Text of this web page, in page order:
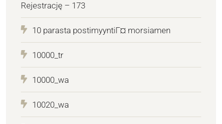
Rejestrację – 173
10 parasta postimyyntiГ¤ morsiamen
10000_tr
10000_wa
10020_wa